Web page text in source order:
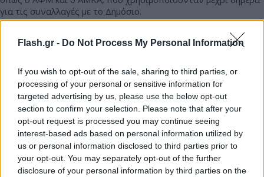
Flash.gr - Do Not Process My Personal Information
If you wish to opt-out of the sale, sharing to third parties, or
processing of your personal or sensitive information for
targeted advertising by us, please use the below opt-out
section to confirm your selection. Please note that after your
opt-out request is processed you may continue seeing
interest-based ads based on personal information utilized by
us or personal information disclosed to third parties prior to
your opt-out. You may separately opt-out of the further
disclosure of your personal information by third parties on the
για τις συναλλαγές με το Δημόσιο.
01.04.2025 14:47
Συντακτική
Ομάδα